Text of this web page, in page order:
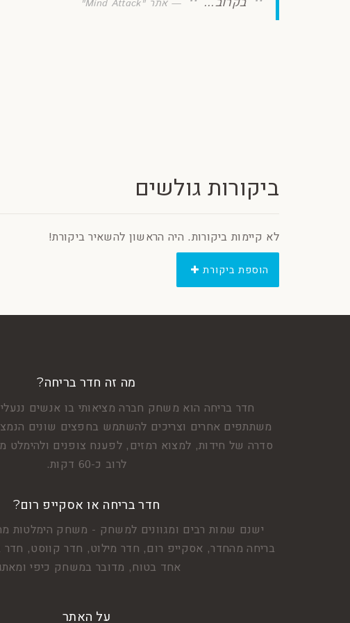
אתר "Mind Attack"
ביקורות גולשים
לא קיימות ביקורות. היה הראשון להשאיר ביקורת!
הוספת ביקורת
מה זה חדר בריחה?
חדר בריחה הוא משחק חברה מציאותי בו אנשים
משתתפים אחרים וצריכים להשתמש בחפצים שונים
סדרה של חידות, למצוא רמזים, לפענח צופנים ולהימלט
לרוב כ-60 דקות.
חדר בריחה או אסקייפ רום?
ישנם שמות רבים ומגוונים למשחק - משחק הימלטות
בריחה מהחדר, אסקייפ רום, חדר מילוט, חדר קווסט, חדר
אחד בטוח, מדובר במשחק כיפי
על האתר